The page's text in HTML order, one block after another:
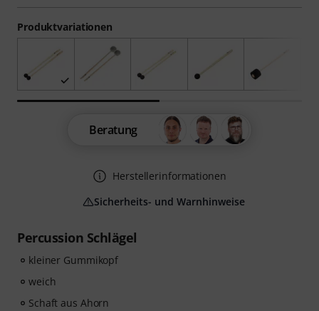
Percussion Schlägel
kleiner Gummikopf
weich
Schaft aus Ahorn
Produktvariationen
Beratung
Herstellerinformationen
Sicherheits- und Warnhinweise